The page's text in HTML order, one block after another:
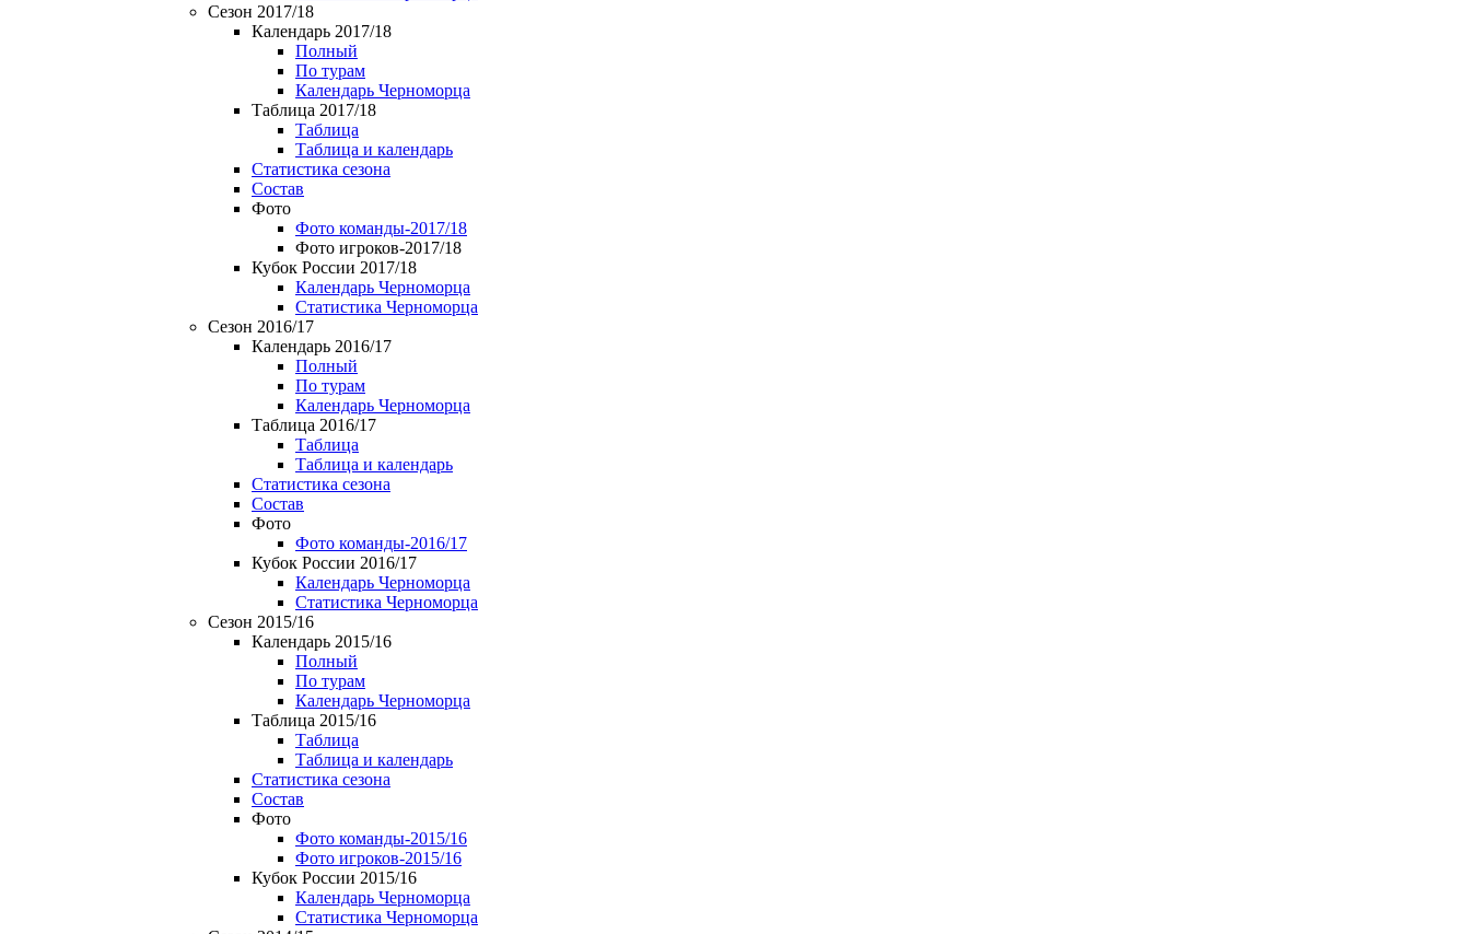
Сезон 2017/18
Календарь 2017/18
Полный
По турам
Календарь Черноморца
Таблица 2017/18
Таблица
Таблица и календарь
Статистика сезона
Состав
Фото
Фото команды-2017/18
Фото игроков-2017/18
Кубок России 2017/18
Календарь Черноморца
Статистика Черноморца
Сезон 2016/17
Календарь 2016/17
Полный
По турам
Календарь Черноморца
Таблица 2016/17
Таблица
Таблица и календарь
Статистика сезона
Состав
Фото
Фото команды-2016/17
Кубок России 2016/17
Календарь Черноморца
Статистика Черноморца
Сезон 2015/16
Календарь 2015/16
Полный
По турам
Календарь Черноморца
Таблица 2015/16
Таблица
Таблица и календарь
Статистика сезона
Состав
Фото
Фото команды-2015/16
Фото игроков-2015/16
Кубок России 2015/16
Календарь Черноморца
Статистика Черноморца